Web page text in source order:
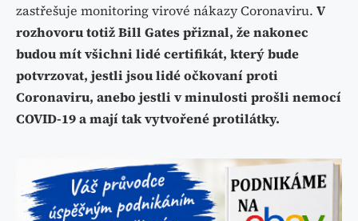
zastřešuje monitoring virové nákazy Coronaviru. V
rozhovoru totiž Bill Gates přiznal, že nakonec
budou mít všichni lidé certifikát, který bude
potvrzovat, jestli jsou lidé očkovaní proti
Coronaviru, anebo jestli v minulosti prošli nemocí
COVID-19 a mají tak vytvořené protilátky.